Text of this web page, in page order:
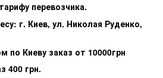
перевозчика.
г. Киев, ул. Николая Руденко,
по Киеву заказ от 10000грн
400 грн.